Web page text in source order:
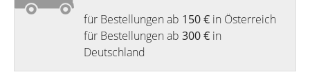
für Bestellungen ab 150 € in Österreich
für Bestellungen ab 300 € in
Deutschland